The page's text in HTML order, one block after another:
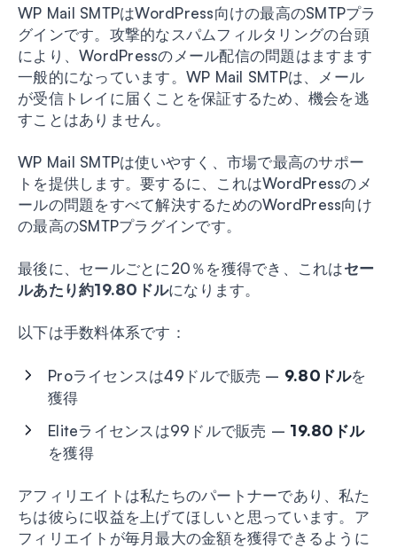
WP Mail SMTPはWordPress向けの最高のSMTPプラ
グインです。攻撃的なスパムフィルタリングの台頭
により、WordPressのメール配信の問題はますます
一般的になっています。WP Mail SMTPは、メール
が受信トレイに届くことを保証するため、機会を逃
すことはありません。
WP Mail SMTPは使いやすく、市場で最高のサポー
トを提供します。要するに、これはWordPressのメ
ールの問題をすべて解決するためのWordPress向け
の最高のSMTPプラグインです。
最後に、セールごとに20％を獲得でき、これはセー
ルあたり約19.80ドルになります。
以下は手数料体系です：
Proライセンスは49ドルで販売 – 9.80ドルを
獲得
Eliteライセンスは99ドルで販売 – 19.80ドル
を獲得
アフィリエイトは私たちのパートナーであり、私た
ちは彼らに収益を上げてほしいと思っています。ア
フィリエイトが毎月最大の金額を獲得できるように